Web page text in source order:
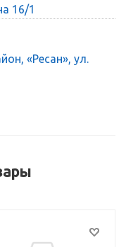
16/1
«Ресан», ул.